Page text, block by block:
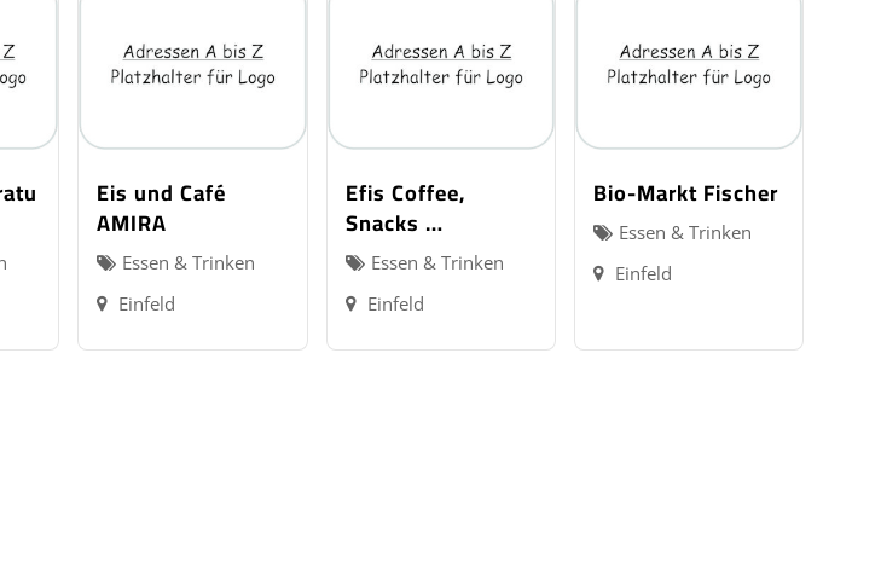
Eis und Café
AMIRA
Essen & Trinken
Einfeld
Efis Coffee,
Snacks …
Essen & Trinken
Einfeld
Bio-Markt Fischer
Essen & Trinken
Einfeld